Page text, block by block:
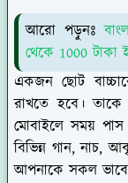
আরো পড়ুনঃ
থেকে 1000 টাকা
একজন ছোট
রাখতে হবে।
মোবাইলে সময়
বিভিন্ন গান, নাচ,
আপনাকে সকল ভাবে